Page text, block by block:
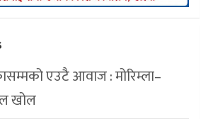
एउटै आवाज : मोरिम्ला–
खोल